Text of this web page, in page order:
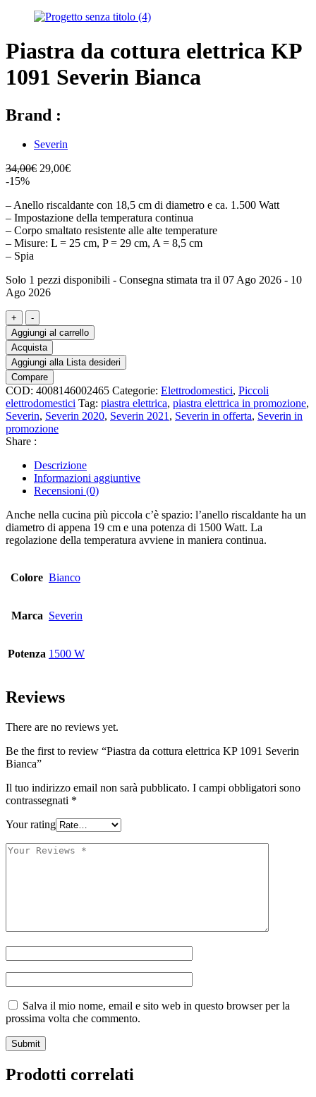
Piastra da cottura elettrica KP
1091 Severin Bianca
Brand :
Severin
34,00€ Il
era:
34,00€.
29,00€Il
è:
29,00€.
-15%
– Anello riscaldante con 18,5 cm di diametro e ca. 1.500 Watt
– Impostazione della temperatura continua
– Corpo smaltato resistente alle alte temperature
– Misure: L = 25 cm, P = 29 cm, A = 8,5 cm
– Spia
Solo 1 pezzi disponibili - Consegna stimata tra il 07 Ago 2026 - 10
Ago 2026
+
Piastra
da
cottura
elettrica
KP
1091
Severin
Bianca
quantità
-
Aggiungi al carrello
Acquista
Aggiungi alla Lista desideri
Compare
COD: 4008146002465 Categorie: Elettrodomestici, Piccoli
elettrodomestici Tag: piastra elettrica, piastra elettrica in promozione,
Severin, Severin 2020, Severin 2021, Severin in offerta, Severin in
promozione
Share :
Descrizione
Informazioni aggiuntive
Recensioni (0)
Anche nella cucina più piccola c’è spazio: l’anello riscaldante ha un
diametro di appena 19 cm e una potenza di 1500 Watt. La
regolazione della temperatura avviene in maniera continua.
Colore Bianco
Marca Severin
Potenza 1500 W
Reviews
There are no reviews yet.
Be the first to review “Piastra da cottura elettrica KP 1091 Severin
Bianca”
Il tuo indirizzo email non sarà pubblicato. I campi obbligatori sono
contrassegnati *
Your rating
Salva il mio nome, email e sito web in questo browser per la
prossima volta che commento.
Prodotti correlati